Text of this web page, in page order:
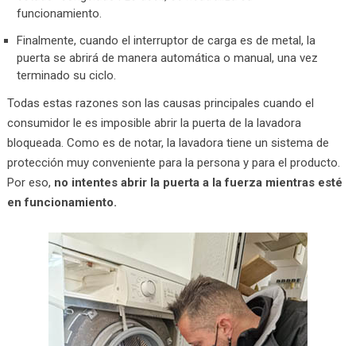
funcionamiento.
Finalmente, cuando el interruptor de carga es de metal, la
puerta se abrirá de manera automática o manual, una vez
terminado su ciclo.
Todas estas razones son las causas principales cuando el
consumidor le es imposible abrir la puerta de la lavadora
bloqueada. Como es de notar, la lavadora tiene un sistema de
protección muy conveniente para la persona y para el producto.
Por eso, no intentes abrir la puerta a la fuerza mientras esté
en funcionamiento.